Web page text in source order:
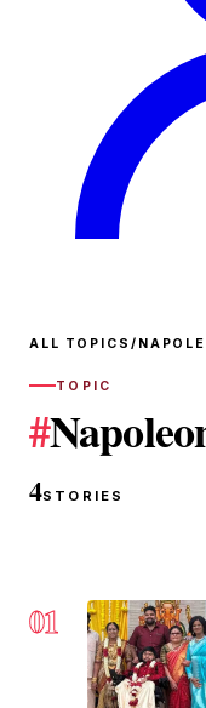
ALL TOPICS /
TOPIC
#
4STORIES
01